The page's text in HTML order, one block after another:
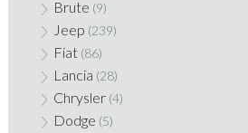
Brute (9)
Jeep (239)
Fiat (86)
Lancia (28)
Chrysler (4)
Dodge (5)